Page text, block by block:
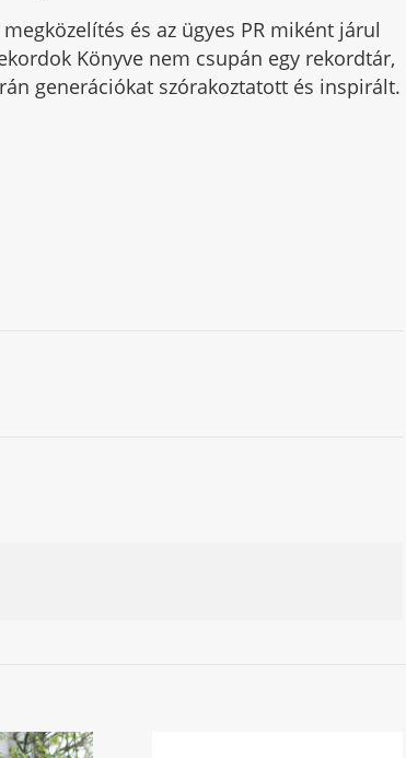
és az ügyes PR miként járul
Könyve nem csupán egy rekordtár,
generációkat szórakoztatott és inspirált.